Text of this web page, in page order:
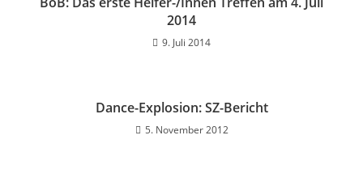
2014
9. Juli 2014
Dance-Explosion: SZ-Bericht
5. November 2012